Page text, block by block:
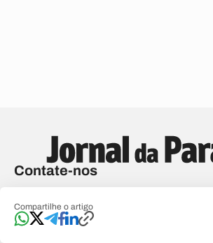
Compartilhe o artigo
Contate-nos
João Pessoa
(83) 2106.1892
Campina Grande